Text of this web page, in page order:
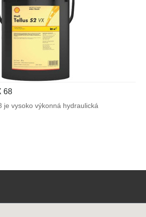
68
je vysoko výkonná hydraulická